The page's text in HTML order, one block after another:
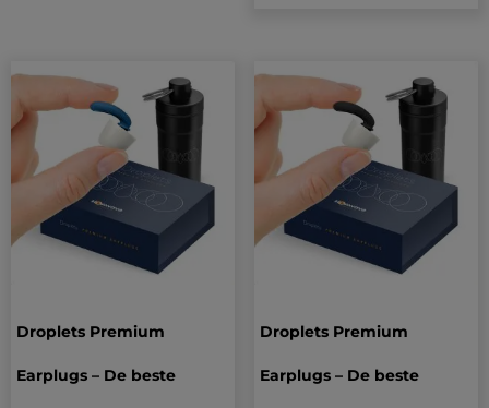
Droplets Premium
Earplugs – De beste
Droplets Premium
Earplugs – De beste